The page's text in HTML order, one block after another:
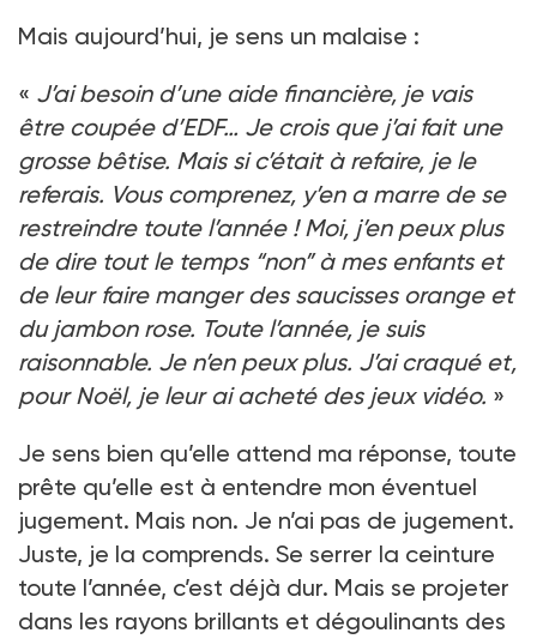
Mais aujourd’hui, je sens un malaise :
« J’ai besoin d’une aide financière, je vais
être coupée d’EDF… Je crois que j’ai fait une
grosse bêtise. Mais si c’était à refaire, je le
referais. Vous comprenez, y’en a marre de se
restreindre toute l’année ! Moi, j’en peux plus
de dire tout le temps “non” à mes enfants et
de leur faire manger des saucisses orange et
du jambon rose. Toute l’année, je suis
raisonnable. Je n’en peux plus. J’ai craqué et,
pour Noël, je leur ai acheté des jeux vidéo. »
Je sens bien qu’elle attend ma réponse, toute
prête qu’elle est à entendre mon éventuel
jugement. Mais non. Je n’ai pas de jugement.
Juste, je la comprends. Se serrer la ceinture
toute l’année, c’est déjà dur. Mais se projeter
dans les rayons brillants et dégoulinants des